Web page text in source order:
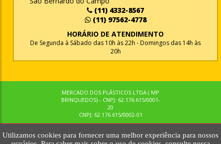
Utilizamos cookies para fornecer uma melhor experiência para nossos
(11) 4332-8567
(11) 97562-4778
HORÁRIO DE ATENDIMENTO
De Segunda à Sábado das 10h às 22h - Domingos das 14h às
20h
MERCADO DOS PLÁSTICOS LTDA ( MP
BRINQUEDOS) - CNPJ: 62.176.615/0001-
20
CNPJ: 62.176.615/0002-01
© MPBRINQUEDOS. TODOS OS DIREITOS RESERVADOS. MKTNOW